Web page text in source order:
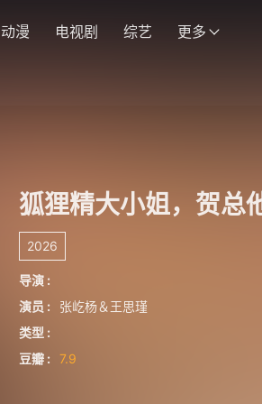
动漫 电视剧 综艺 更多
狐狸精大小姐，贺总
2026
导演 :
演员 :
张屹杨＆王思瑾
类型 :
豆瓣 :
7.9